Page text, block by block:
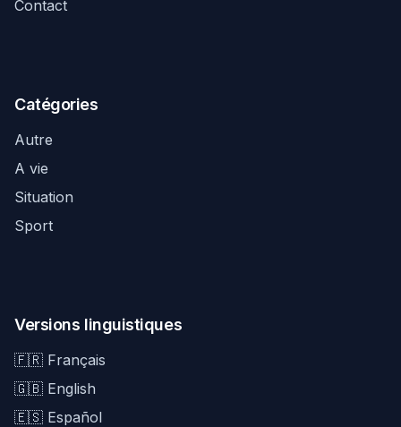
Contact
Catégories
Autre
A vie
Situation
Sport
Versions linguistiques
🇫🇷 Français
🇬🇧 English
🇪🇸 Español